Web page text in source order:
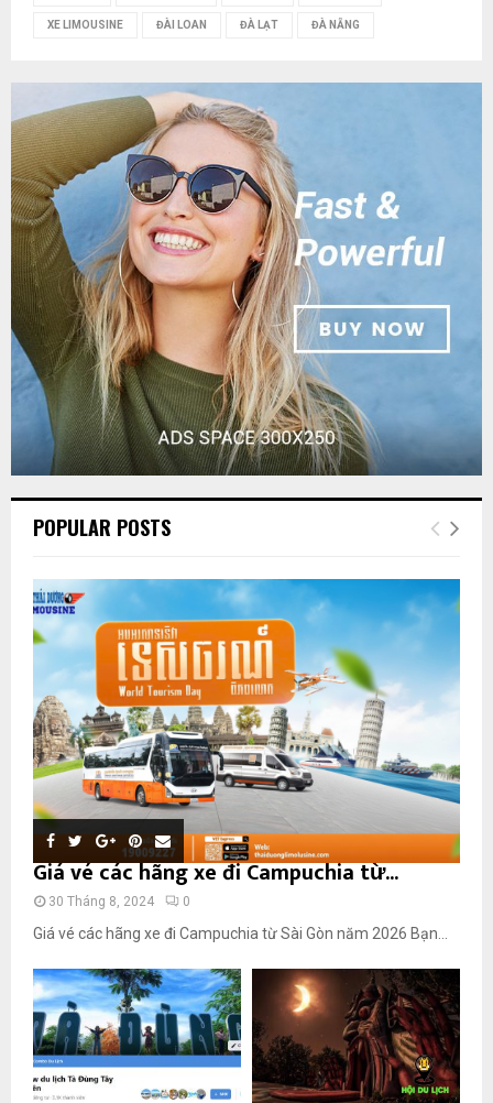
XE LIMOUSINE ĐÀI LOAN ĐÀ LẠT ĐÀ NẴNG
POPULAR POSTS
Giá vé các hãng xe đi Campuchia từ...
30 Tháng 8, 2024 0
Giá vé các hãng xe đi Campuchia từ Sài Gòn năm 2026 Bạn...